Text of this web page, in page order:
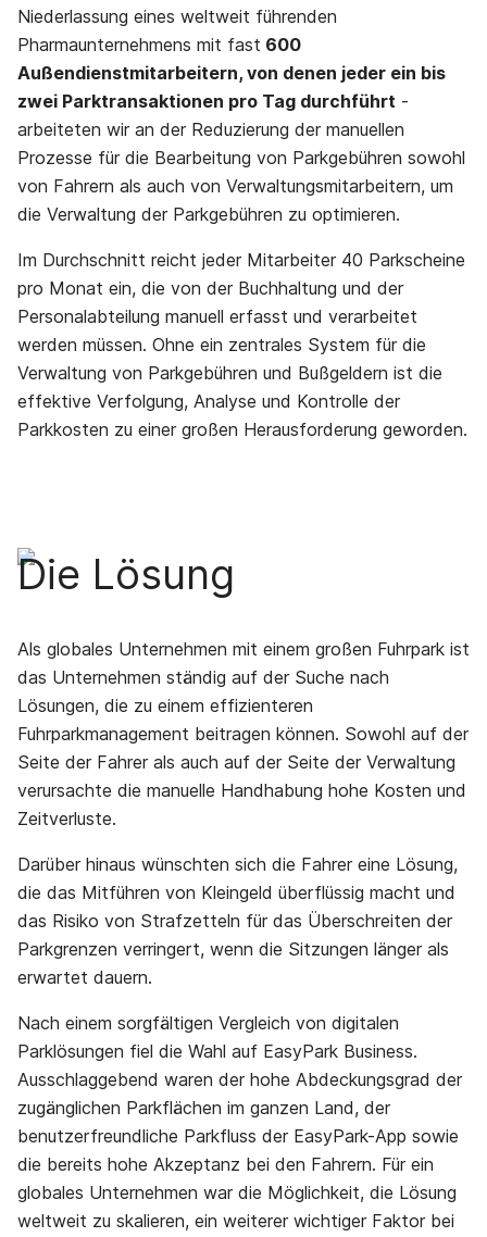
Niederlassung eines weltweit führenden
Pharmaunternehmens mit fast 600
Außendienstmitarbeitern, von denen jeder ein bis
zwei Parktransaktionen pro Tag durchführt -
arbeiteten wir an der Reduzierung der manuellen
Prozesse für die Bearbeitung von Parkgebühren sowohl
von Fahrern als auch von Verwaltungsmitarbeitern, um
die Verwaltung der Parkgebühren zu optimieren.
Im Durchschnitt reicht jeder Mitarbeiter 40 Parkscheine
pro Monat ein, die von der Buchhaltung und der
Personalabteilung manuell erfasst und verarbeitet
werden müssen. Ohne ein zentrales System für die
Verwaltung von Parkgebühren und Bußgeldern ist die
effektive Verfolgung, Analyse und Kontrolle der
Parkkosten zu einer großen Herausforderung geworden.
Die Lösung
Als globales Unternehmen mit einem großen Fuhrpark ist
das Unternehmen ständig auf der Suche nach
Lösungen, die zu einem effizienteren
Fuhrparkmanagement beitragen können. Sowohl auf der
Seite der Fahrer als auch auf der Seite der Verwaltung
verursachte die manuelle Handhabung hohe Kosten und
Zeitverluste.
Darüber hinaus wünschten sich die Fahrer eine Lösung,
die das Mitführen von Kleingeld überflüssig macht und
das Risiko von Strafzetteln für das Überschreiten der
Parkgrenzen verringert, wenn die Sitzungen länger als
erwartet dauern.
Nach einem sorgfältigen Vergleich von digitalen
Parklösungen fiel die Wahl auf EasyPark Business.
Ausschlaggebend waren der hohe Abdeckungsgrad der
zugänglichen Parkflächen im ganzen Land, der
benutzerfreundliche Parkfluss der EasyPark-App sowie
die bereits hohe Akzeptanz bei den Fahrern. Für ein
globales Unternehmen war die Möglichkeit, die Lösung
weltweit zu skalieren, ein weiterer wichtiger Faktor bei